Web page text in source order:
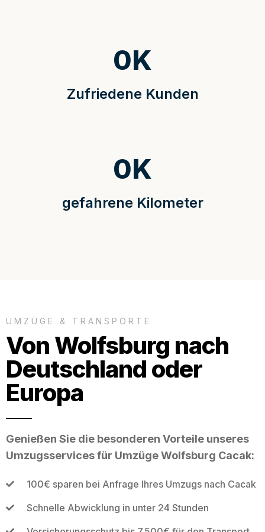
Zufriedene Kunden
0K
gefahrene Kilometer
0K
UMZÜGE & TRANSPORTE
Von Wolfsburg nach
Deutschland oder
Europa
Genießen Sie die besonderen Vorteile unseres
Umzugsservices für Umzüge Wolfsburg Cacak:
100€ sparen bei Anfrage Ihres Umzugs nach Cacak
Schnelle Abwicklung in unter 24 Stunden